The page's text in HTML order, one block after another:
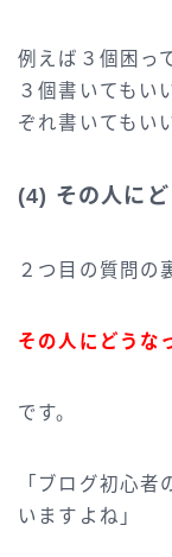
例えば３個困っ
３個書いてもい
ぞれ書いてもい
(4) その人にど
２つ目の質問の
その人にどうな
です。
「ブログ初心
いますよね」